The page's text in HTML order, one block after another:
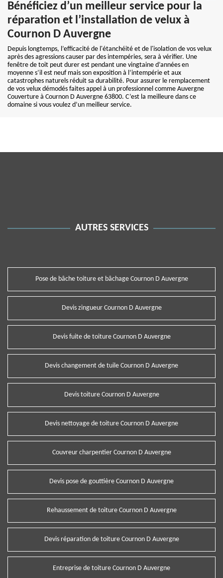
Bénéficiez d’un meilleur service pour la
réparation et l’installation de velux à
Cournon D Auvergne
Depuis longtemps, l’efficacité de l'étanchéité et de l'isolation de vos velux
après des agressions causer par des intempéries, sera à vérifier. Une
fenêtre de toit peut durer est pendant une vingtaine d’années en
moyenne s’il est neuf mais son exposition à l’intempérie et aux
catastrophes naturels réduit sa durabilité. Pour assurer le remplacement
de vos velux démodés faites appel à un professionnel comme Auvergne
Couverture à Cournon D Auvergne 63800. C’est la meilleure dans ce
domaine si vous voulez d’un meilleur service.
AUTRES SERVICES
Pose de bâche toiture et bâchage Cournon D Auvergne
Devis zingueur Cournon D Auvergne
Devis fuite de toiture Cournon D Auvergne
Devis changement de tuile Cournon D Auvergne
Devis toiture Cournon D Auvergne
Devis nettoyage de toiture Cournon D Auvergne
Couvreur charpentier Cournon D Auvergne
Devis pose de gouttière Cournon D Auvergne
Rehaussement de toiture Cournon D Auvergne
Devis réparation de toiture Cournon D Auvergne
Entreprise de toiture Cournon D Auvergne